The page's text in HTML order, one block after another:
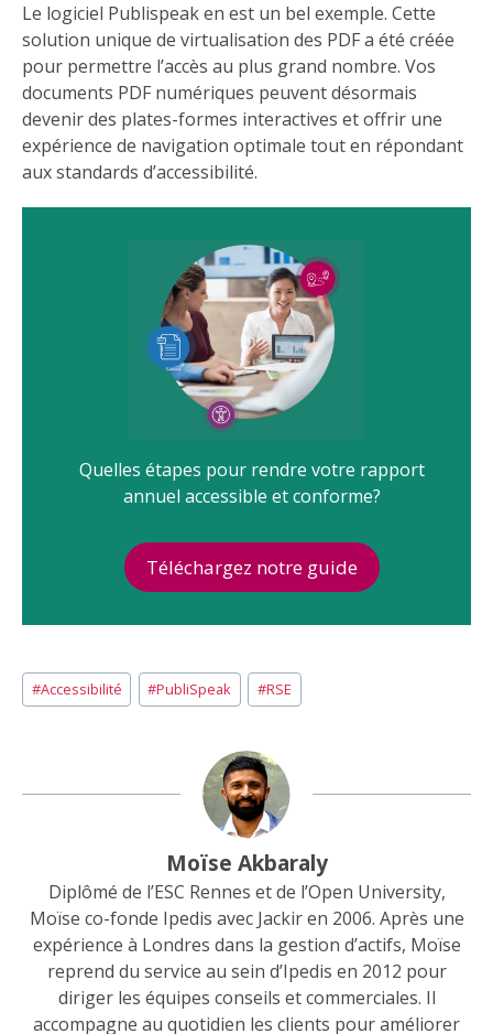
Le logiciel Publispeak en est un bel exemple. Cette
solution unique de virtualisation des PDF a été créée
pour permettre l’accès au plus grand nombre. Vos
documents PDF numériques peuvent désormais
devenir des plates-formes interactives et offrir une
expérience de navigation optimale tout en répondant
aux standards d’accessibilité.
Quelles étapes pour rendre votre rapport
annuel accessible et conforme?
Téléchargez notre guide
Étiquettes
de
#Accessibilité #PubliSpeak #RSE
Moïse Akbaraly
Diplômé de l’ESC Rennes et de l’Open University,
Moïse co-fonde Ipedis avec Jackir en 2006. Après une
expérience à Londres dans la gestion d’actifs, Moïse
reprend du service au sein d’Ipedis en 2012 pour
diriger les équipes conseils et commerciales. Il
accompagne au quotidien les clients pour améliorer